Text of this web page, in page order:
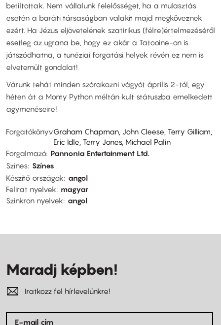
betiltottak. Nem vállalunk felelősséget, ha a mulasztás
esetén a baráti társaságban valakit majd megköveznek
ezért. Ha Jézus eljövetelének szatirikus (félre)értelmezéséről
esetleg az ugrana be, hogy ez akár a Tatooine-on is
játszódhatna, a tunéziai forgatási helyek révén ez nem is
elvetemült gondolat!
Várunk tehát minden szórakozni vágyót április 2-tól, egy
héten át a Monty Python méltán kult státuszba emelkedett
agymenéseire!
ForgatókönyvGraham Chapman, John Cleese, Terry Gilliam,
Eric Idle, Terry Jones, Michael Palin
Forgalmazó Pannonia Entertainment Ltd.
Színes Színes
Készítő országok
angol
Felirat nyelvek
magyar
Szinkron nyelvek
angol
Maradj képben!
Iratkozz fel hírlevelünkre!